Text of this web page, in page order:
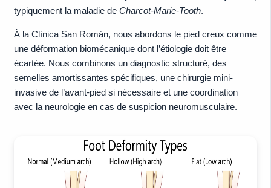
typiquement la maladie de Charcot-Marie-Tooth.
À la Clínica San Román, nous abordons le pied creux comme
une déformation biomécanique dont l’étiologie doit être
écartée. Nous combinons un diagnostic structuré, des
semelles amortissantes spécifiques, une chirurgie mini-
invasive de l’avant-pied si nécessaire et une coordination
avec la neurologie en cas de suspicion neuromusculaire.